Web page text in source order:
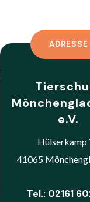
ADRESSE
e.V.
Hülserkamp
41065
Tel.: 02161